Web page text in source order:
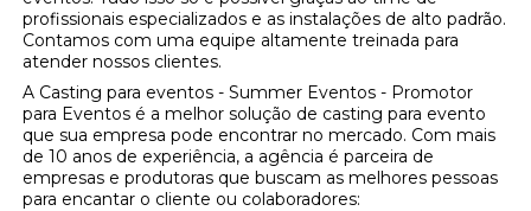
profissionais especializados e as instalações de alto padrão.
Contamos com uma equipe altamente treinada para
atender nossos clientes.
A Casting para eventos - Summer Eventos - Promotor
para Eventos é a melhor solução de casting para evento
que sua empresa pode encontrar no mercado. Com mais
de 10 anos de experiência, a agência é parceira de
empresas e produtoras que buscam as melhores pessoas
para encantar o cliente ou colaboradores: